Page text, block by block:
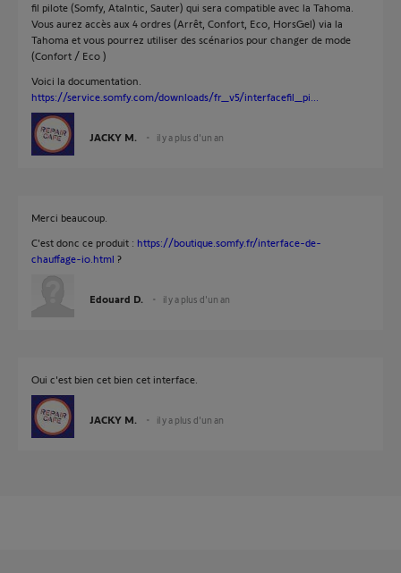
fil pilote (Somfy, Atalntic, Sauter) qui sera compatible avec la Tahoma.
Vous aurez accès aux 4 ordres (Arrêt, Confort, Eco, HorsGel) via la
Tahoma et vous pourrez utiliser des scénarios pour changer de mode
(Confort / Eco )
Voici la documentation.
https://service.somfy.com/downloads/fr_v5/interfacefil_pi...
JACKY M. il y a plus d'un an
Merci beaucoup.
C'est donc ce produit : https://boutique.somfy.fr/interface-de-
chauffage-io.html ?
Edouard D. il y a plus d'un an
Oui c'est bien cet bien cet interface.
JACKY M. il y a plus d'un an